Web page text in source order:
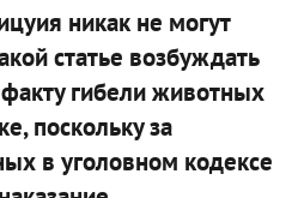
никак не могут
статье возбуждать
гибели животных
поскольку за
в уголовном кодексе